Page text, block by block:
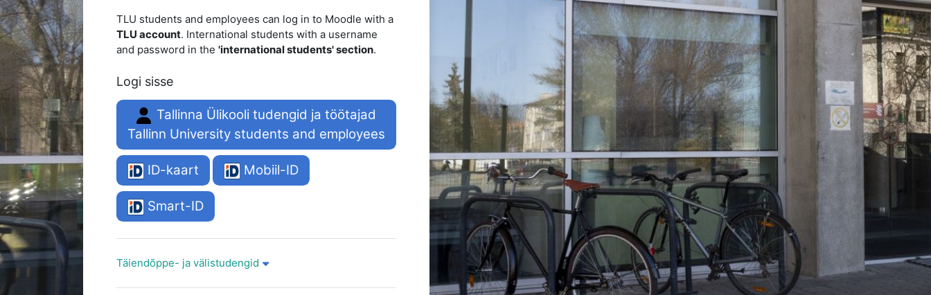
TLU students and employees can log in to Moodle with a
TLU account. International students with a username
and password in the 'international students' section.
Täiendõppe- ja välistudengid
Täiendõppe- ja välistudengid
Logi sisse
Tallinna Ülikooli tudengid ja töötajad
Tallinn University students and employees
ID-kaart Mobiil-ID
Smart-ID